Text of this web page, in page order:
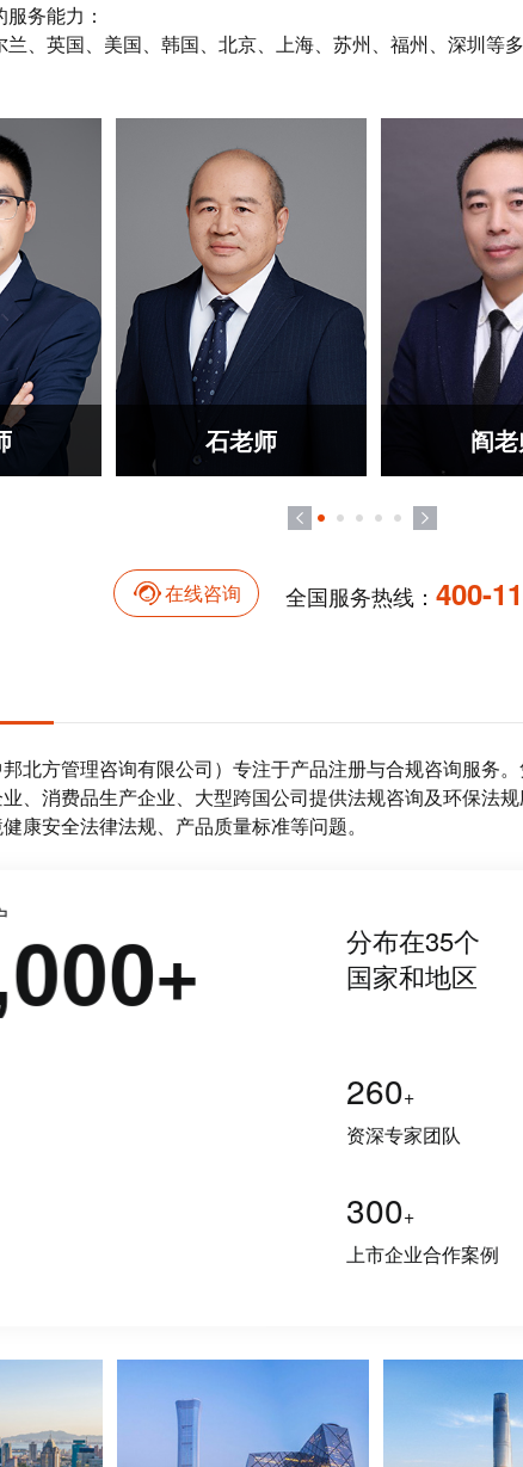
务能力：
兰、英国、美国、韩国、北京、上海、苏州、福州、深圳等
石老师 阎
在线咨询 全国服务热线： 400-
北方管理咨询有限公司）专注于产品注册与合规咨询服务
、消费品生产企业、大型跨国公司提供法规咨询及环保法
康安全法律法规、产品质量标准等问题。
+
分布在35个
国家和地区
260+
资深专家团队
300+
上市企业合作案例